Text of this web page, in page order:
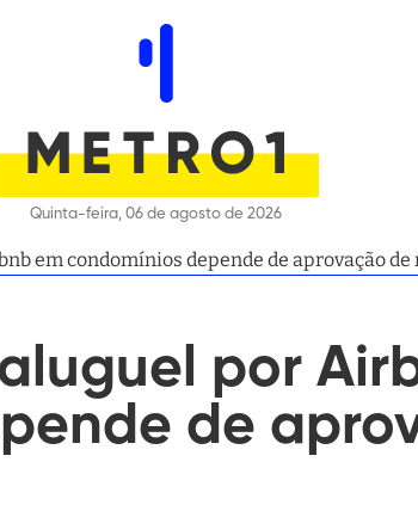
Quinta-feira, 06 de agosto de 2026
em condomínios depende de aprovação de
por
de